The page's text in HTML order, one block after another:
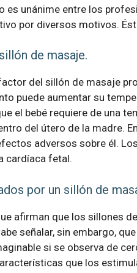
es unánime entre los
por diversos motivos.
de masaje.
del sillón de masaje
puede aumentar su
el bebé requiere de una
del útero de la madre.
adversos sobre él.
cardíaca fetal.
por un sillón de
afirman que los sillones
señalar, sin embargo,
si se observa de
que los